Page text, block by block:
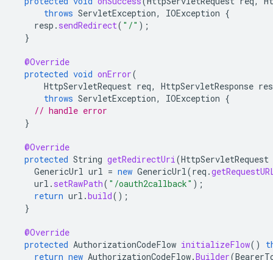
throws ServletException, IOException {
resp . sendRedirect( "/" );
}
@Override
protected void onError(
HttpServletRequest req, HttpServletResponse
throws ServletException, IOException {
// handle error
}
@Override
protected String getRedirectUri(HttpServletRequest
GenericUrl url = new GenericUrl(req .
url . setRawPath( "/oauth2callback" );
return url .build();
}
@Override
protected AuthorizationCodeFlow initializeFlow()
return new AuthorizationCodeFlow.Builder(